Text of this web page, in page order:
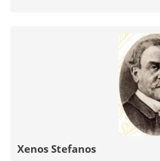
Xenos Stefanos